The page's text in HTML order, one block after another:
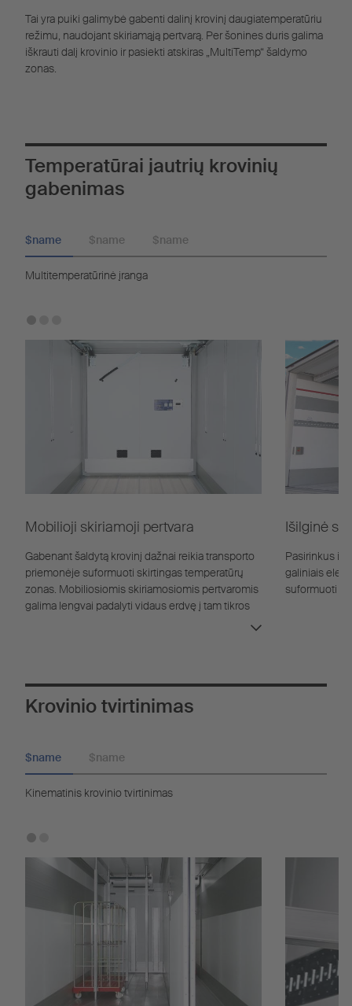
Tai yra puiki galimybė gabenti dalinį krovinį daugiatemperatūriu
režimu, naudojant skiriamąją pertvarą. Per šonines duris galima
iškrauti dalį krovinio ir pasiekti atskiras „MultiTemp“ šaldymo
zonas.
Temperatūrai jautrių krovinių
gabenimas
$name $name $name
Multitemperatūrinė įranga
Mobilioji skiriamoji pertvara
Gabenant šaldytą krovinį dažnai reikia transporto
priemonėje suformuoti skirtingas temperatūrų
zonas. Mobiliosiomis skiriamosiomis pertvaromis
galima lengvai padalyti vidaus erdvę į tam tikros
Išilginė
Pasirinkus
galiniais
suformuoti
Krovinio tvirtinimas
$name $name
Kinematinis krovinio tvirtinimas